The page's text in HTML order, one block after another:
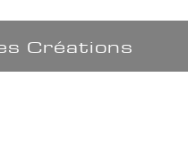
Créations